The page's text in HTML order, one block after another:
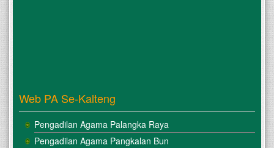
Web PA Se-Kalteng
Pengadilan Agama Palangka Raya
Pengadilan Agama Pangkalan Bun